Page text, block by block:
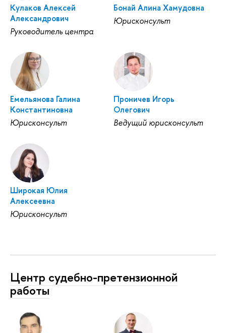
Кулаков Алексей
Александрович
Руководитель центра
Бонай Алина Хамудовна
Юрисконсульт
Емельянова Галина
Константиновна
Юрисконсульт
Проничев Игорь
Олегович
Ведущий юрисконсульт
Широкая Юлия
Алексеевна
Юрисконсульт
Центр судебно-претензионной
работы